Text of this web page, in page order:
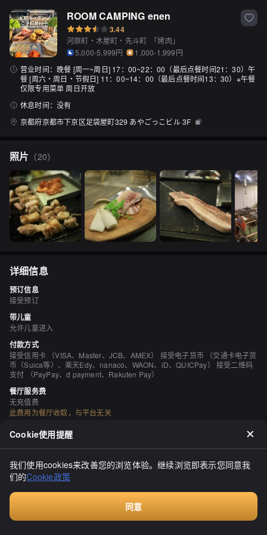
ROOM CAMPING enen
3.44
河原町・木屋町・先斗町 「烤肉 」
5,000-5,999円
1,000-1,999円
营业时间： 晚餐 [周一~周日] 17：00~22：00（最后点餐时间21：30）午
餐 [周六・周日・节假日] 11：00~14：00（最后点餐时间13：30）※午餐
仅限专用菜单 周日开放
休息时间： 没有
京都府京都市下京区足袋屋町329 あやごっこビル 3F
照片 （20）
详细信息
预订信息
接受预订
带儿童
允许儿童进入
付款方式
接受信用卡 （VISA、Master、JCB、AMEX） 接受电子货币 （交通卡电子货
币（Suica等）、楽天Edy、nanaco、WAON、iD、QUICPay） 接受二维码
支付 （PayPay、d payment、Rakuten Pay）
餐厅服务费
无充值费
此费用为餐厅收取，与平台无关
座位数
78 座位 （内部→46个座位，啤酒花园→32个座位）
无
吸烟与禁烟
所有座位均禁止吸烟 室外吸烟区
有 1楼是投币式停车场。
Cookie使用提醒
我们使用cookies来改善您的浏览体验。继续浏览即表示您同意我
们的Cookie政策
同意